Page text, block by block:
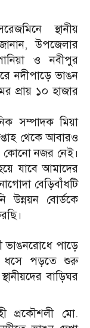
স্থানীয়
উপজেলার
ও নবীপুর
নদীপাড়ে ভাঙন
প্রায় ১০ হাজার
সম্পাদক মিয়া
থেকে আবারও
কোনো নজর নেই।
যাবে আমাদের
বেড়িবাঁধটি
উন্নয়ন বোর্ডকে
ভাঙনরোধে পাড়ে
ধসে পড়তে শুরু
বাড়িঘর
প্রকৌশলী মো.